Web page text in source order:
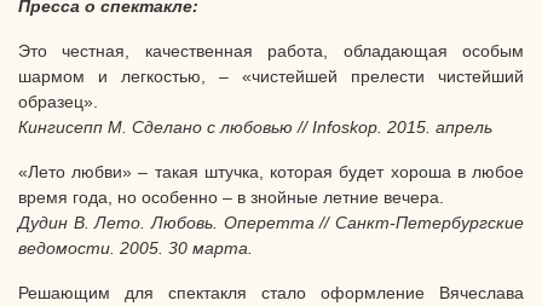
Пресса о спектакле:
Это честная, качественная работа, обладающая особым
шармом и легкостью, – «чистейшей прелести чистейший
образец».
Кингисепп М. Сделано с любовью //Infoskop . 2015. апрель
«Лето любви» – такая штучка, которая будет хороша в любое
время года, но особенно – в знойные летние вечера.
Дудин В. Лето. Любовь. Оперетта // Санкт-Петербургские
ведомости. 2005. 30 марта.
Решающим для спектакля стало оформление Вячеслава